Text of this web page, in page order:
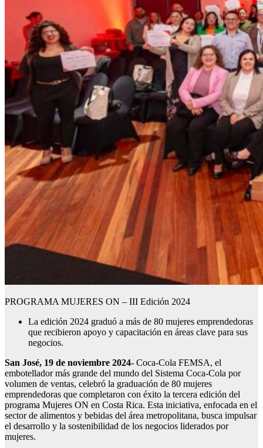
PROGRAMA MUJERES ON – III Edición 2024
La edición 2024 graduó a más de 80 mujeres emprendedoras
que recibieron apoyo y capacitación en áreas clave para sus
negocios.
San José, 19 de noviembre 2024- Coca-Cola FEMSA, el
embotellador más grande del mundo del Sistema Coca-Cola por
volumen de ventas, celebró la graduación de 80 mujeres
emprendedoras que completaron con éxito la tercera edición del
programa Mujeres ON en Costa Rica. Esta iniciativa, enfocada en el
sector de alimentos y bebidas del área metropolitana, busca impulsar
el desarrollo y la sostenibilidad de los negocios liderados por
mujeres.